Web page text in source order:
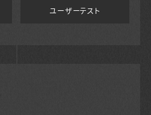
ユーザーテスト